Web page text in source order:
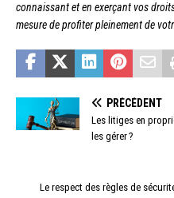
connaissant et en exerçant vos
mesure de profiter pleinement de
PRÉCÉDENT
Les litiges en
les gérer ?
Le respect des règles de